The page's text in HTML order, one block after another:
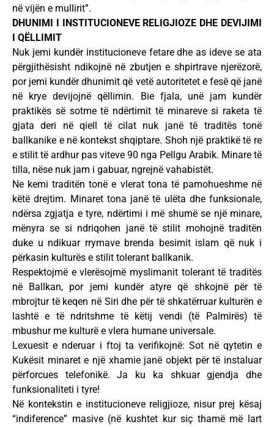
në vijën e mullirit”.
DHUNIMI I INSTITUCIONEVE RELIGJIOZE DHE DEVIJIMI
I QËLLIMIT
Nuk jemi kundër institucioneve fetare dhe as ideve se ata
përgjithësisht ndikojnë në zbutjen e shpirtrave njerëzorë,
por jemi kundër dhunimit që vetë autoritetet e fesë që janë
në krye devijojnë qëllimin. Bie fjala, unë jam kundër
praktikës së sotme të ndërtimit të minareve si raketa të
gjata deri në qiell të cilat nuk janë të traditës tonë
ballkanike e në kontekst shqiptare. Shoh një praktikë të re
e stilit të ardhur pas viteve 90 nga Pellgu Arabik. Minare të
tilla, nëse nuk jam i gabuar, ngrejnë vahabistët.
Ne kemi traditën tonë e vlerat tona të pamohueshme në
këtë drejtim. Minaret tona janë të ulëta dhe funksionale,
ndërsa zgjatja e tyre, ndërtimi i më shumë se një minare,
mënyra se si ndriqohen janë të stilit mohojnë traditën
duke u ndikuar rrymave brenda besimit islam që nuk i
përkasin kulturës e stilit tolerant ballkanik.
Respektojmë e vlerësojmë myslimanit tolerant të traditës
në Ballkan, por jemi kundër atyre që shkojnë për të
mbrojtur të keqen në Siri dhe për të shkatërruar kulturën e
lashtë e të ndritshme të këtij vendi (të Palmirës) të
mbushur me kulturë e vlera humane universale.
Lexuesit e nderuar i ftoj ta verifikojnë: Sot në qytetin e
Kukësit minaret e një xhamie janë objekt për të instaluar
përforcues telefonikë. Ja ku ka shkuar gjendja dhe
funksionaliteti i tyre!
Në kontekstin e institucioneve religjioze, nisur prej kësaj
“indiference” masive (në kushtet kur siç thamë më lart